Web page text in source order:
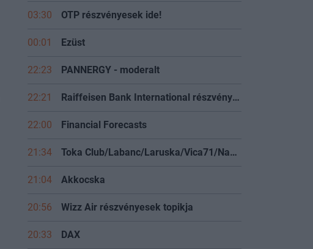
03:30 OTP részvényesek ide!
00:01 Ezüst
22:23 PANNERGY - moderalt
22:21 Raiffeisen Bank International részvényesek
22:00 Financial Forecasts
21:34 Toka Club/Labanc/Laruska/Vica71/Nacky/Bpali/Oldrider/Josefernando/Mcbull/Kawaszabi
21:04 Akkocska
20:56 Wizz Air részvényesek topikja
20:33 DAX